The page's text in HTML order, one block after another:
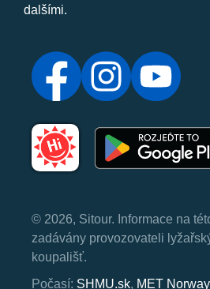
dalšími.
© 2026, Sitour. Informace na
zadávány provozovateli
koupališť.
Počasí: SHMU.sk, MET Norway